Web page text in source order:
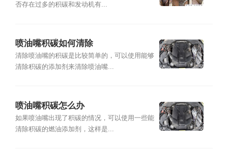
否存在过多的积碳和发动机有...
喷油嘴积碳如何清除
清除喷油嘴的积碳是比较简单的，可以使用能够
清除积碳的添加剂来清除喷油嘴...
喷油嘴积碳怎么办
如果喷油嘴出现了积碳的情况，可以使用一些能
清除积碳的燃油添加剂，这样是...